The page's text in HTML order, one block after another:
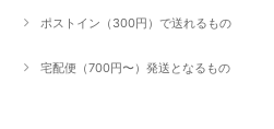
ポストイン（300円）で送れるもの
宅配便（700円〜）発送となるもの